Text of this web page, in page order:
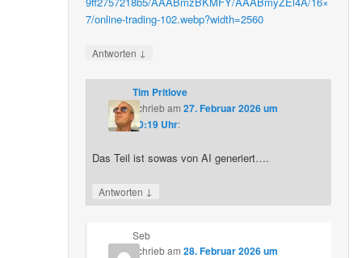
7/online-trading-102.webp?width=2560
Antworten ↓
Tim Pritlove
schriebam 27. Februar 2026 um
20:19 Uhr:
Das Teil ist sowas von AI generiert….
Antworten ↓
Seb
schriebam 28. Februar 2026 um